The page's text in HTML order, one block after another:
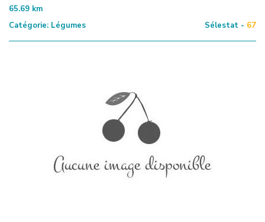
65.69 km
Catégorie: Légumes Sélestat - 67